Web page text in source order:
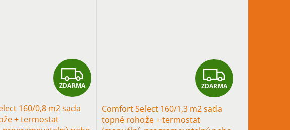
Z
D
ZDARMA
160/0,8 m2 sada
+ termostat
Z
D
ZDARMA
Comfort Select 160/1,3 m2 sada
topné rohože + termostat